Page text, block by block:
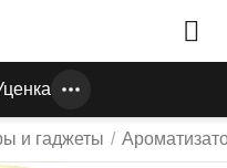
и гаджеты /